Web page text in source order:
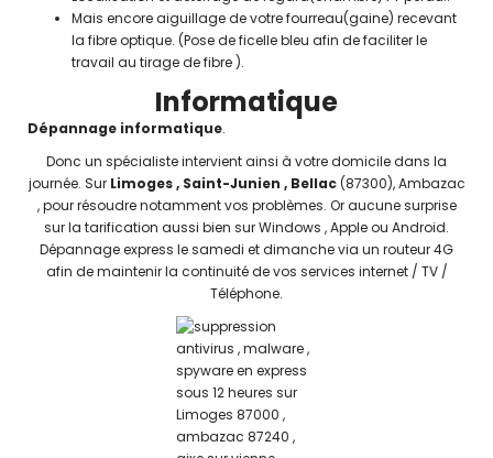
Mais encore aiguillage de votre fourreau(gaine) recevant
la fibre optique. (Pose de ficelle bleu afin de faciliter le
travail au tirage de fibre ).
Informatique
Dépannage informatique.
Donc un spécialiste intervient ainsi à votre domicile dans la
journée. Sur Limoges , Saint-Junien , Bellac(87300), Ambazac
, pour résoudre notamment vos problèmes. Or aucune surprise
sur la tarification aussi bien sur Windows , Apple ou Android.
Dépannage express le samedi et dimanche via un routeur 4G
afin de maintenir la continuité de vos services internet / TV /
Téléphone.